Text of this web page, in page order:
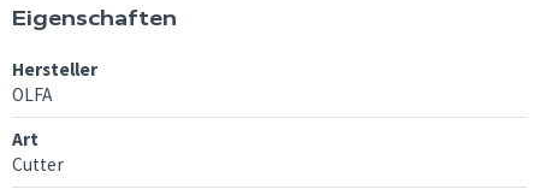
Eigenschaften
Hersteller
OLFA
Art
Cutter